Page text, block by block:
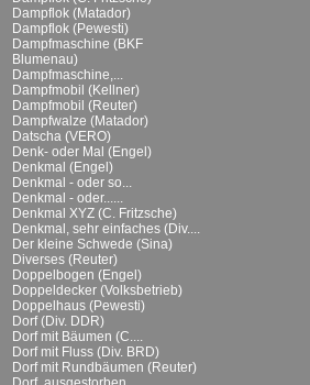
Dampflok (Matador)
Dampflok (Pewesti)
Dampfmaschine (BKF
Blumenau)
Dampfmaschine,...
Dampfmobil (Kellner)
Dampfmobil (Reuter)
Dampfwalze (Matador)
Datscha (VERO)
Denk- oder Mal (Engel)
Denkmal (Engel)
Denkmal - oder so...
Denkmal - oder......
Denkmal XYZ (C. Fritzsche)
Denkmal, sehr einfaches (Div....
Der kleine Schwede (Sina)
Diverses (Reuter)
Doppelbogen (Engel)
Doppeldecker (Volksbetrieb)
Doppelhaus (Pewesti)
Dorf (Div. DDR)
Dorf mit Bäumen (C....
Dorf mit Fluss (Div. BRD)
Dorf mit Rundbäumen (Reuter)